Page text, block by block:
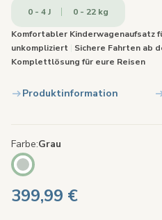
0 - 4 J
0 - 22 kg
Komfortabler Kinderwagenaufsatz
unkompliziert
Sichere Fahrten ab
Komplettlösung für eure Reisen
Produktinformation
Farbe Grau
399,99 €